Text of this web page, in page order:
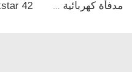
مدفأة كهربائية قابلة للإدراج معلقة على الحائط بقياس 50 بوصة من Luxstar تعمل بجهد 120V لمدفأة داخلية